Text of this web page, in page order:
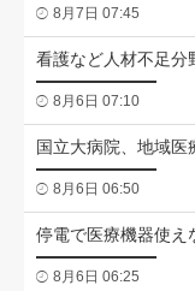
8月7日 07:45
看護など人材不足分
8月6日 07:10
国立大病院、地域
8月6日 06:50
停電で医療機器使
8月6日 06:25